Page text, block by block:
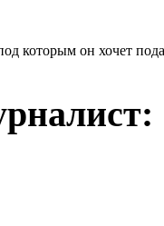
которым он хочет